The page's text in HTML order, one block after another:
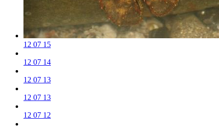
12 07 15
12 07 14
12 07 13
12 07 13
12 07 12